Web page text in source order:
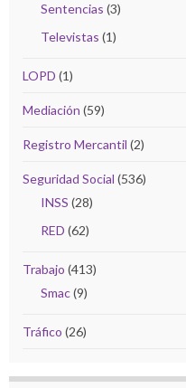
Sentencias (3)
Televistas (1)
LOPD (1)
Mediación (59)
Registro Mercantil (2)
Seguridad Social (536)
INSS (28)
RED (62)
Trabajo (413)
Smac(9)
Tráfico (26)